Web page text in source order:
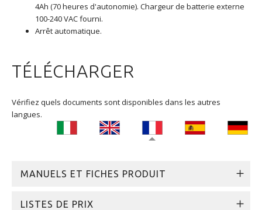
4Ah (70 heures d'autonomie). Chargeur de batterie externe
100-240 VAC fourni.
Arrêt automatique.
TÉLÉCHARGER
Vérifiez quels documents sont disponibles dans les autres
langues.
MANUELS ET FICHES PRODUIT
LISTES DE PRIX